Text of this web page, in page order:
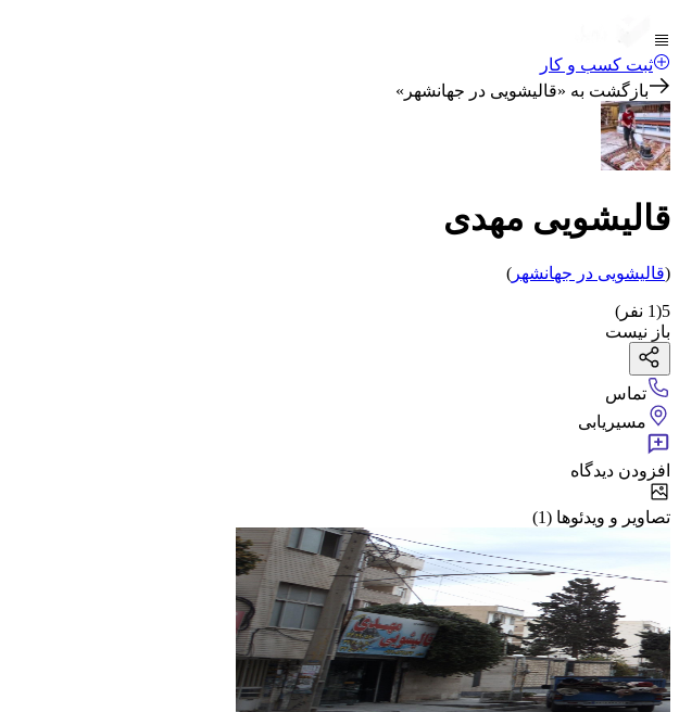
ثبت کسب و کار
بازگشت به «قالیشویی در جهانشهر »
قالیشویی مهدی
(قالیشویی در جهانشهر )
5
(
1 نفر)
باز نیست
تماس
مسیریابی
افزودن دیدگاه
تصاویر و ویدئوها (1)